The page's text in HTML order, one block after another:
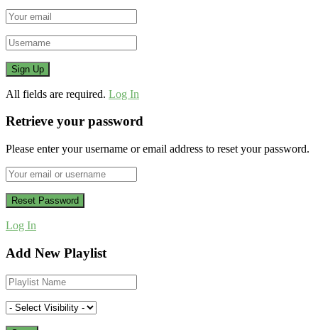
All fields are required. Log In
Retrieve your password
Please enter your username or email address to reset your password.
Log In
Add New Playlist